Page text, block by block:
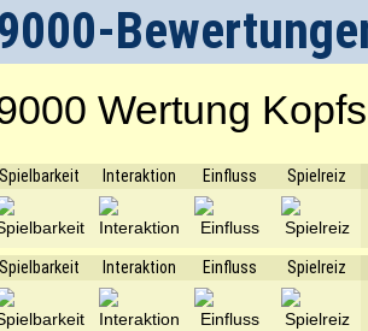
Wertung
Spielbarkeit Interaktion Einfluss Spielreiz
Spielbarkeit Interaktion Einfluss Spielreiz